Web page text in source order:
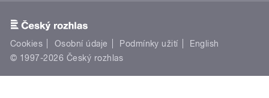
Cookies Osobní údaje Podmínky užití
English
© 1997-2026 Český rozhlas